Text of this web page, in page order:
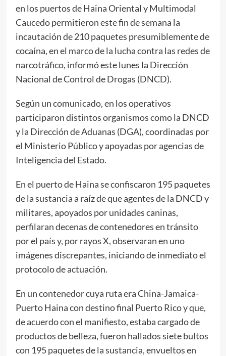
en los puertos de Haina Oriental y Multimodal
Caucedo permitieron este fin de semana la
incautación de 210 paquetes presumiblemente de
cocaína, en el marco de la lucha contra las redes de
narcotráfico, informó este lunes la Dirección
Nacional de Control de Drogas (DNCD).
Según un comunicado, en los operativos
participaron distintos organismos como la DNCD
y la Dirección de Aduanas (DGA), coordinadas por
el Ministerio Público y apoyadas por agencias de
Inteligencia del Estado.
En el puerto de Haina se confiscaron 195 paquetes
de la sustancia a raíz de que agentes de la DNCD y
militares, apoyados por unidades caninas,
perfilaran decenas de contenedores en tránsito
por el país y, por rayos X, observaran en uno
imágenes discrepantes, iniciando de inmediato el
protocolo de actuación.
En un contenedor cuya ruta era China-Jamaica-
Puerto Haina con destino final Puerto Rico y que,
de acuerdo con el manifiesto, estaba cargado de
productos de belleza, fueron hallados siete bultos
con 195 paquetes de la sustancia, envueltos en